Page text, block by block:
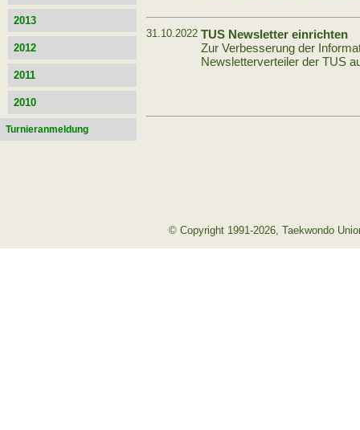
2013
2012
2011
2010
Turnieranmeldung
31.10.2022 TUS Newsletter einrichten
Zur Verbesserung der
Newsletterverteiler der TUS
© Copyright 1991-2026, Taekwondo